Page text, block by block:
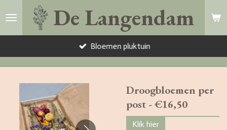
hoofdinhoud
De Langendam
Bloemen pluktuin
Droogbloemen per
post - €16,50
Klik hier